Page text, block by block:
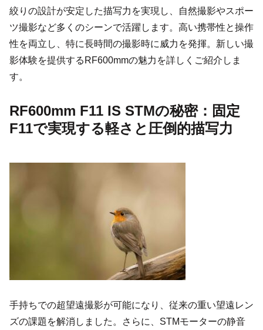
絞りの設計が安定した描写力を実現し、自然撮影やスポー
ツ撮影など多くのシーンで活躍します。高い携帯性と操作
性を両立し、特に長時間の撮影時に威力を発揮。新しい撮
影体験を提供するRF600mmの魅力を詳しくご紹介しま
す。
RF600mm F11 IS STMの秘密：固定
F11で実現する軽さと圧倒的描写力
手持ちでの超望遠撮影が可能になり、従来の重い望遠レン
ズの課題を解消しました。さらに、STMモーターの静音